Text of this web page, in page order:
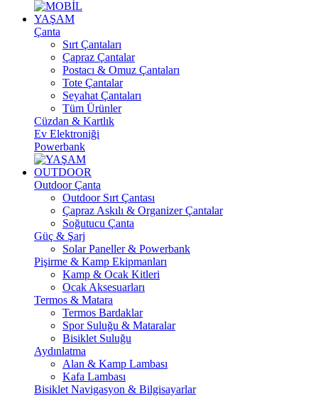
YAŞAM
Çanta
Sırt Çantaları
Çapraz Çantalar
Postacı & Omuz Çantaları
Tote Çantalar
Seyahat Çantaları
Tüm Ürünler
Cüzdan & Kartlık
Ev Elektroniği
Powerbank
OUTDOOR
Outdoor Çanta
Outdoor Sırt Çantası
Çapraz Askılı & Organizer Çantalar
Soğutucu Çanta
Güç & Şarj
Solar Paneller & Powerbank
Pişirme & Kamp Ekipmanları
Kamp & Ocak Kitleri
Ocak Aksesuarları
Termos & Matara
Termos Bardaklar
Spor Suluğu & Mataralar
Bisiklet Suluğu
Aydınlatma
Alan & Kamp Lambası
Kafa Lambası
Bisiklet Navigasyon & Bilgisayarlar